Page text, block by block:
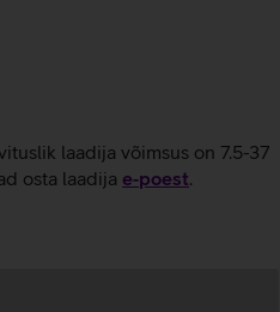
laadija võimsus on 7.5-37
osta laadija e‑poest.